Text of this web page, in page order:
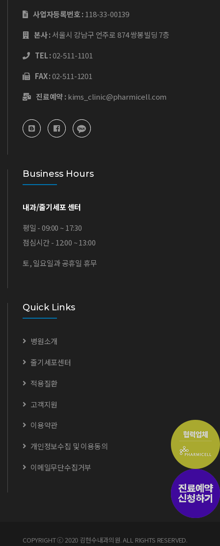
사업자등록번호 :118-33-00139
본사 :서울시 강남구 언주로 874 쌍봉빌딩 7층
TEL :02-511-1101
FAX :02-511-1201
진료예약 :kims_clinic@pharmicell.com
Business Hours
내과/줄기세포 센터
평일 - 09:00 ~ 17:30
점심시간 - 12:00 ~ 13:00
토, 일요일과 공휴일 휴무
Quick Links
병원소개
줄기세포센터
적용질환
고객지원
이용약관
개인정보수집 및 이용동의
이메일무단수집거부
COPYRIGHT ⓒ 2020 김현수내과의원. ALL RIGHTS RESERVED.